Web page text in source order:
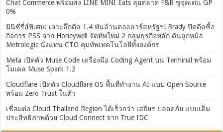
Chat Commerce พร้อมส่ง LINE MINI Eats ลุยตลาด F&B ชูจุดเด่น GP
0%
มินิซีรี่ส์พิเศษ: เจาะลึกดีล 1.4 พันล้านดอลลาร์สหรัฐฯ! Brady ปิดดีลซื้อ
กิจการ PSS จาก Honeywell จัดทัพใหม่ 2 กลุ่มธุรกิจหลัก ดันลูกหม้อ
Metrologic นั่งแท่น CTO คุมทัพเทคโนโลยีทั้งองค์กร
Meta เปิดตัว Muse Code เครื่องมือ Coding Agent บน Terminal พร้อม
โมเดล Muse Spark 1.2
Cloudflare เปิดตัว Cloudflare OS พื้นที่ทำงาน AI แบบ Open Source
พร้อม Zero Trust ในตัว
เชื่อมต่อ Cloud Thailand Region ได้เร็วกว่า เสถียร ปลอดภัย แบบเต็ม
ประสิทธิภาพด้วย Cloud Connect จาก True IDC